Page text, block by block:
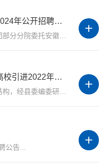
庐江县中医院医疗集团部分分院2024年公开招聘劳务派遣人员公告
根据工作需要，庐江县中医院医疗集团部分分院委托安徽省百佳信人力资源服务有限责任公司面向社会公开招聘劳务派遣人员12名，聘用人员将通过劳务派遣方式在庐江县中医院医疗集团分院工作，现就招聘...
合肥市庐江县卫健系统面向部分高校引进2022年度应届毕业生公告
为进一步优化我县医疗卫生人才队伍结构，经县委编委研究决定，合肥市庐江县卫健系统面向“双一流”高校和医学类高校引进2022年度本科及以上学历应届毕业生，现将引进工作有关事项公告如下： 一、引进原则 （一...